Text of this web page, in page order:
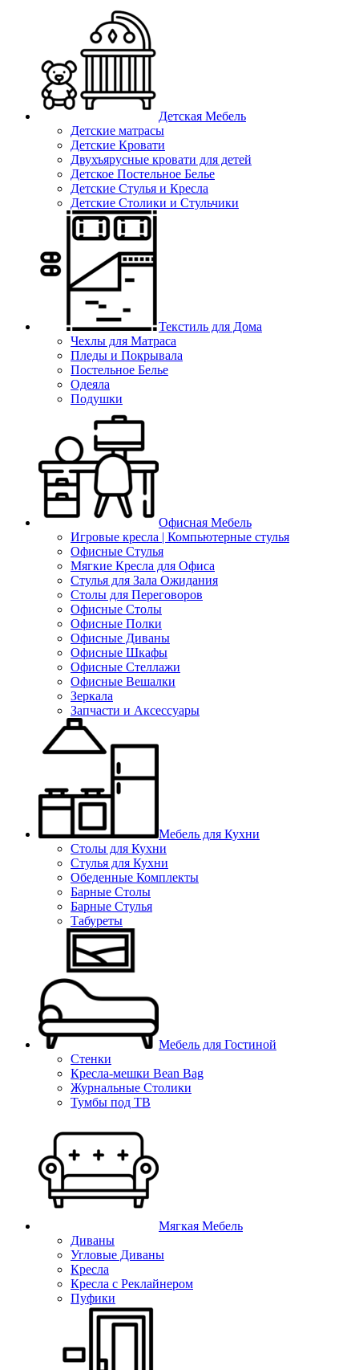
Детская Мебель
Детские матрасы
Детские Кровати
Двухъярусные кровати для детей
Детское Постельное Белье
Детские Стулья и Кресла
Детские Столики и Стульчики
Текстиль для Дома
Чехлы для Матраса
Пледы и Покрывала
Постельное Белье
Одеяла
Подушки
Офисная Мебель
Игровые кресла | Компьютерные стулья
Офисные Стулья
Мягкие Кресла для Офиса
Стулья для Зала Ожидания
Столы для Переговоров
Офисные Столы
Офисные Полки
Офисные Диваны
Офисные Шкафы
Офисные Стеллажи
Офисные Вешалки
Зеркала
Запчасти и Аксессуары
Мебель для Кухни
Столы для Кухни
Стулья для Кухни
Обеденные Комплекты
Барные Столы
Барные Стулья
Табуреты
Мебель для Гостиной
Стенки
Кресла-мешки Bean Bag
Журнальные Столики
Тумбы под ТВ
Мягкая Мебель
Диваны
Угловые Диваны
Кресла
Кресла с Реклайнером
Пуфики